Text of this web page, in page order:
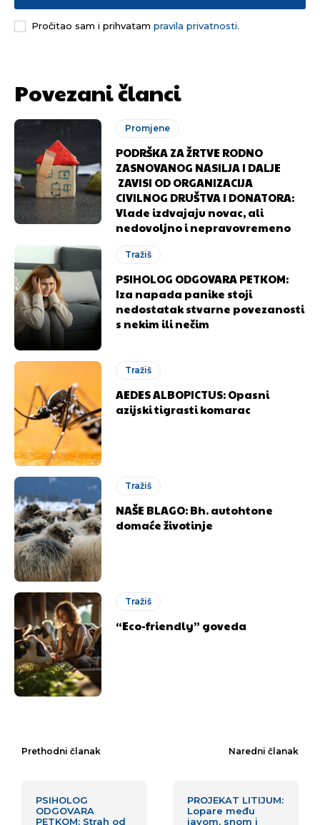
Pročitao sam i prihvatam pravila privatnosti.
Povezani članci
Promjene
PODRŠKA ZA ŽRTVE RODNO
ZASNOVANOG NASILJA I DALJE
ZAVISI OD ORGANIZACIJA
CIVILNOG DRUŠTVA I DONATORA:
Vlade izdvajaju novac, ali
nedovoljno i nepravovremeno
Tražiš
PSIHOLOG ODGOVARA PETKOM:
Iza napada panike stoji
nedostatak stvarne povezanosti
s nekim ili nečim
Tražiš
AEDES ALBOPICTUS: Opasni
azijski tigrasti komarac
Tražiš
NAŠE BLAGO: Bh. autohtone
domaće životinje
Tražiš
“Eco-friendly” goveda
Prethodni članak
PSIHOLOG
ODGOVARA
PETKOM: Strah od
Naredni članak
PROJEKAT LITIJUM:
Lopare među
javom, snom i